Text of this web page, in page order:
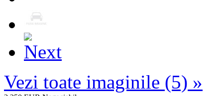
Vezi toate imaginile (5) »